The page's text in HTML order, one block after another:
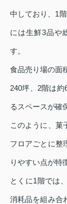
中しており、1
には生鮮3品や
す。
食品売り場の面
240坪、2階は
るスペースが確
このように、菓
フロアごとに整
りやすい点が特
とくに1階では
消耗品を組み合